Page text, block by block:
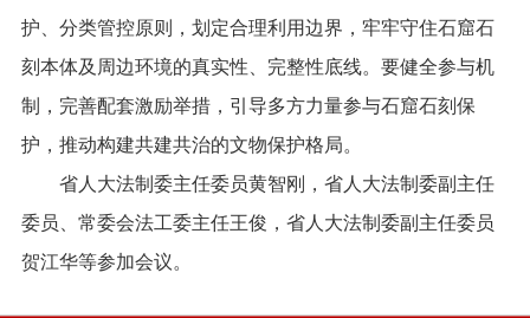
护、分类管控原则，划定合理利用边界，牢牢守住石窟石
刻本体及周边环境的真实性、完整性底线。要健全参与机
制，完善配套激励举措，引导多方力量参与石窟石刻保
护，推动构建共建共治的文物保护格局。
省人大法制委主任委员黄智刚，省人大法制委副主任
委员、常委会法工委主任王俊，省人大法制委副主任委员
贺江华等参加会议。